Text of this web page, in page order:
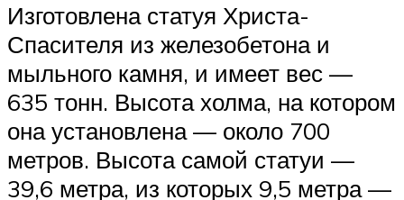
Изготовлена статуя Христа-
Спасителя из железобетона и
мыльного камня, и имеет вес —
635 тонн. Высота холма, на котором
она установлена — около 700
метров. Высота самой статуи —
39,6 метра, из которых 9,5 метра —